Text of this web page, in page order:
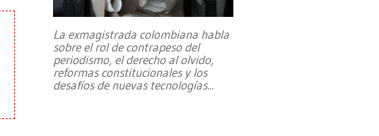
La exmagistrada colombiana habla
sobre el rol de contrapeso del
periodismo, el derecho al olvido,
reformas constitucionales y los
desafíos de nuevas tecnologías...